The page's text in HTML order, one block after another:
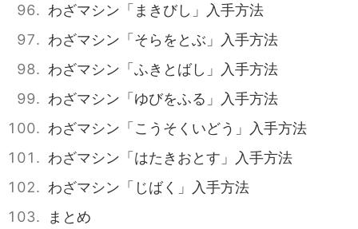
わざマシン「まきびし」入手方法
わざマシン「そらをとぶ」入手方法
わざマシン「ふきとばし」入手方法
わざマシン「ゆびをふる」入手方法
わざマシン「こうそくいどう」入手方法
わざマシン「はたきおとす」入手方法
わざマシン「じばく」入手方法
まとめ